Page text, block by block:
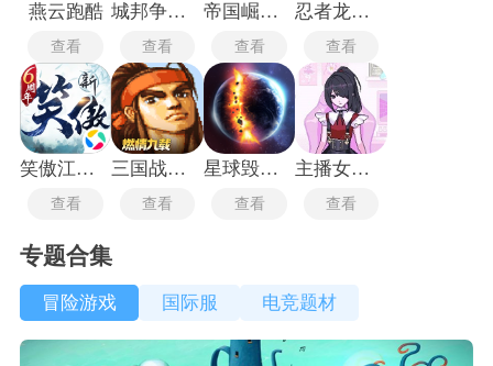
燕云跑酷
查看
城邦争霸无敌版
查看
帝国崛起手机版
查看
忍者龙剑传3无敌版
查看
笑傲江湖OL
查看
三国战纪街机手机版
查看
星球毁灭模拟器2.7.0
查看
主播女孩重度依赖
查看
专题合集
冒险游戏 国际服 电竞题材